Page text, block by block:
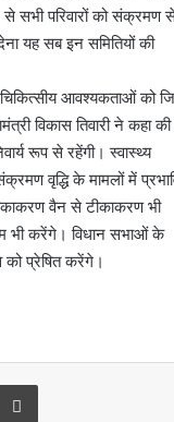
से सभी परिवारों को संक्रमण
यह सब इन समितियों की
आवश्यकताओं को
विकास तिवारी ने कहा की
रूप से रहेंगी। स्वास्थ्य
वृद्धि के मामलों में
वैन से टीकाकरण भी
भी करेंगे। विधान सभाओं के
को प्रेषित करेंगे।
Email Print